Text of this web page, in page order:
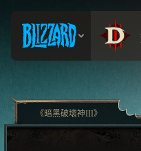
《暗黑破壞神III》